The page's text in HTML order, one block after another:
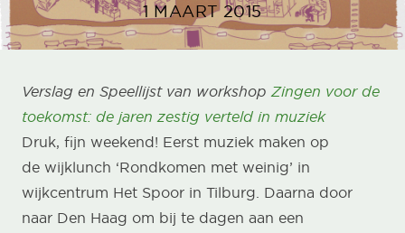
1 MAART 2015
Verslag en Speellijst van workshopZingen voor de
toekomst: de jaren zestig verteld in muziek
Druk, fijn weekend! Eerst muziek maken op
de wijklunch ‘Rondkomen met weinig’ in
wijkcentrum Het Spoor in Tilburg. Daarna door
naar Den Haag om bij te dagen aan een